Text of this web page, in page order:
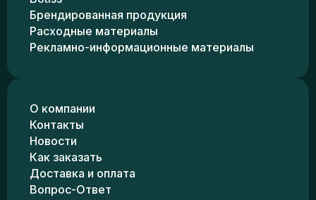
Брендированная продукция
Расходные материалы
Рекламно-информационные материалы
О компании
Контакты
Новости
Как заказать
Доставка и оплата
Вопрос-Ответ